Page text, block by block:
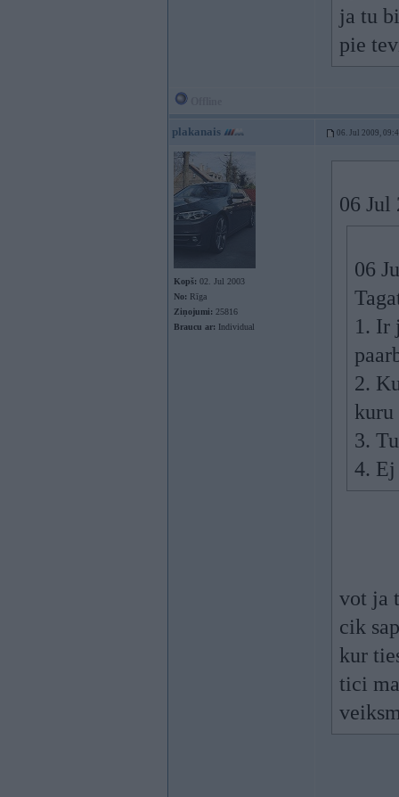
ja tu
pie
plakanais 06. Jul 2009,
Kopš: 02. Jul 2003
No: Rīga
Ziņojumi: 25816
Braucu ar: Individual
06 Jul
06
1. Ir
2.
kuru
3.
4. Ej
vot ja
cik
kur
tici